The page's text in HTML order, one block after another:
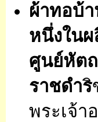
ผ้าทอบ้
หนึ่งใน
ศูนย์หัต
ราชดำร
พระเจ้า